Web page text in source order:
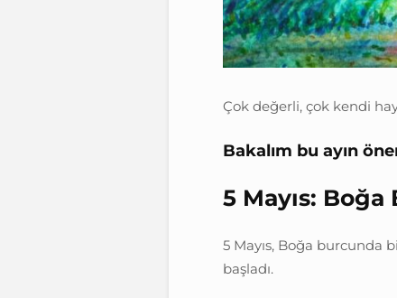
Çok değerli, çok kendi
Bakalım bu ayın
5 Mayıs:
5 Mayıs, Boğa burcunda
başladı.